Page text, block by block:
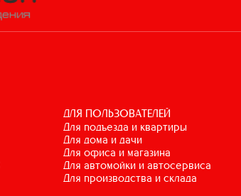
ДЛЯ ПОЛЬЗОВАТЕЛЕЙ
для подъезда и квартиры
для дома и дачи
для офиса и магазина
для автомойки и автосервиса
для производства и склада